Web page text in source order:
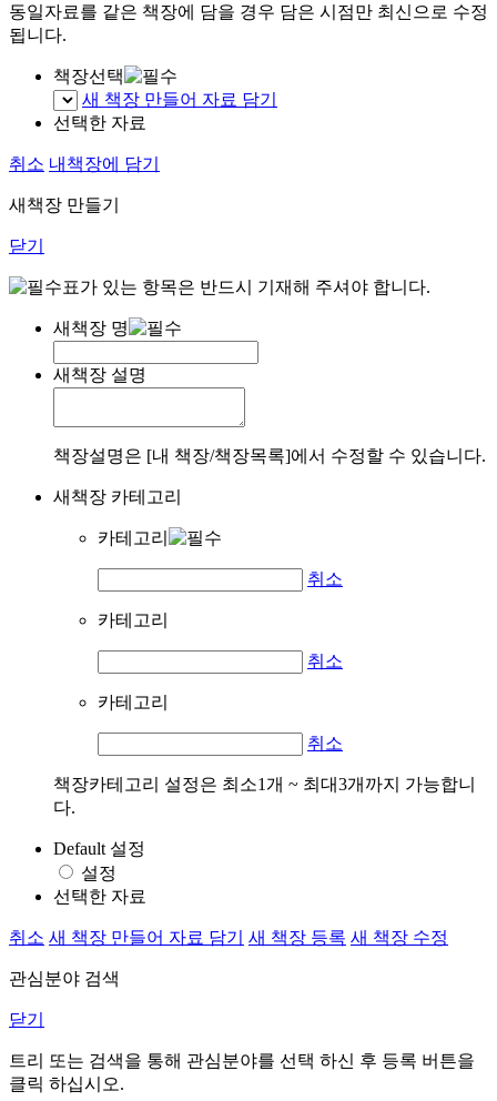
동일자료를 같은 책장에 담을 경우 담은 시점만 최신으로 수정
됩니다.
책장선택
새 책장 만들어 자료 담기
선택한 자료
취소 내책장에 담기
새책장 만들기
닫기
표가 있는 항목은 반드시 기재해 주셔야 합니다.
새책장 명
새책장 설명
책장설명은 [내 책장/책장목록]에서 수정할 수 있습니다.
새책장 카테고리
카테고리
취소
카테고리
취소
카테고리
취소
책장카테고리 설정은 최소1개 ~ 최대3개까지 가능합니
다.
Default 설정
설정
선택한 자료
취소 새 책장 만들어 자료 담기 새 책장 등록 새 책장 수정
관심분야 검색
닫기
트리 또는 검색을 통해 관심분야를 선택 하신 후 등록 버튼을
클릭 하십시오.